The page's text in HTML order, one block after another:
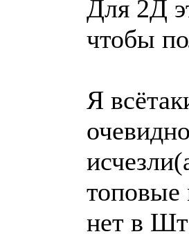
Для 2Д
чтобы
Я
топовые
нет в